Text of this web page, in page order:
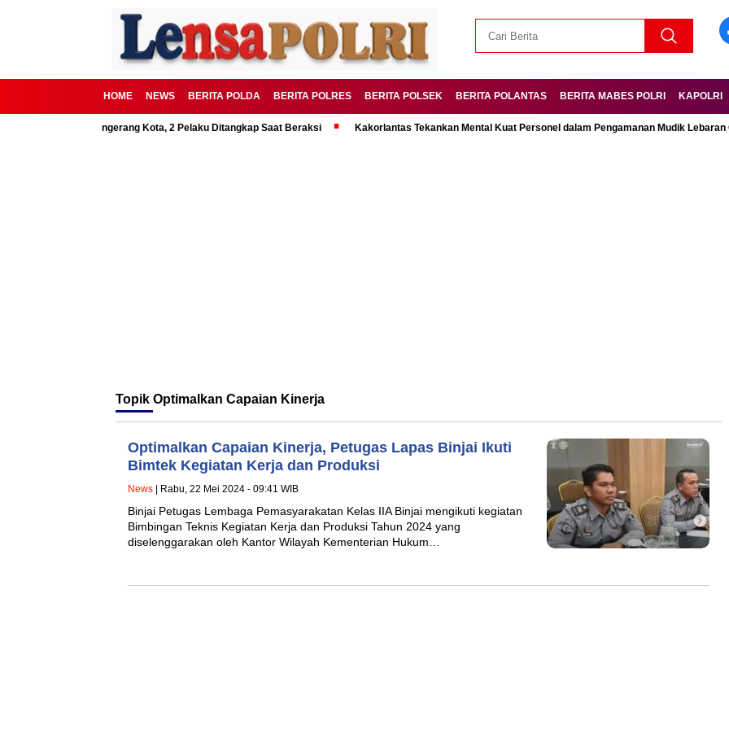
HOME NEWS BERITA POLDA BERITA POLRES BERITA POLSEK BERITA POLANTAS BERITA MABES POLRI KAPOLRI
Polrestro Tangerang Kota, 2 Pelaku Ditangkap Saat Beraksi Kakorlantas Tekankan Mental Kuat Personel dalam Pengamanan Mudik Lebaran
Topik Optimalkan Capaian Kinerja
Optimalkan Capaian Kinerja, Petugas Lapas Binjai Ikuti
Bimtek Kegiatan Kerja dan Produksi
News | Rabu, 22 Mei 2024 - 09:41 WIB
Binjai Petugas Lembaga Pemasyarakatan Kelas IIA Binjai mengikuti kegiatan
Bimbingan Teknis Kegiatan Kerja dan Produksi Tahun 2024 yang
diselenggarakan oleh Kantor Wilayah Kementerian Hukum…